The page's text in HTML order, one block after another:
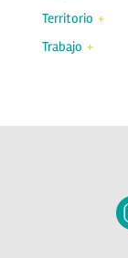
Territorio
Trabajo